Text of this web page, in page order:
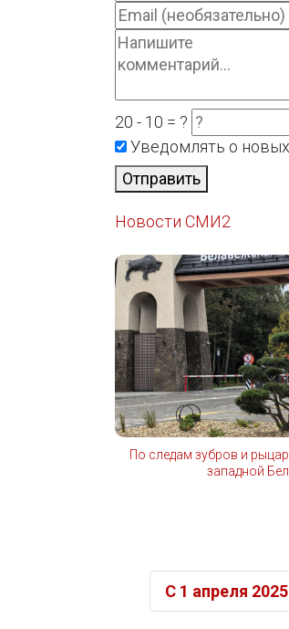
20 - 10 = ?
Уведомлять о
Отправить
Новости СМИ2
По следам зубров и
западной
С 1 апреля